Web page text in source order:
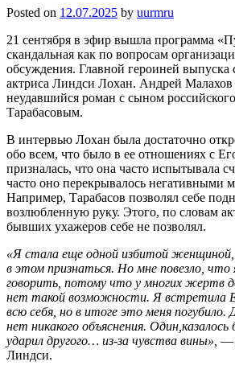
Posted on 12.07.2025 by uurmru
21 сентября в эфир вышла программа
скандальная как по вопросам
обсуждения. Главной героиней выпуска
актриса Линдси Лохан. Андрей Малахов
неудавшийся роман с сыном
Тарабасовым.
В интервью Лохан была достаточно
обо всем, что было в ее отношениях с
призналась, что она часто испытывала
часто оно перекрывалось негативными
Например, Тарабасов позволял себе
возлюбленную руку. Этого, по словам
бывших ухажеров себе не позволял.
«Я стала еще одной избитой женщиной,
в этом признаться. Но мне повезло, что
говорить, потому что у многих жертв
нет такой возможности. Я встретила
всю себя, но в итоге это меня погубило.
нет никакого объяснения.
ударил другого… из-за чувства вины», —
Линдси.